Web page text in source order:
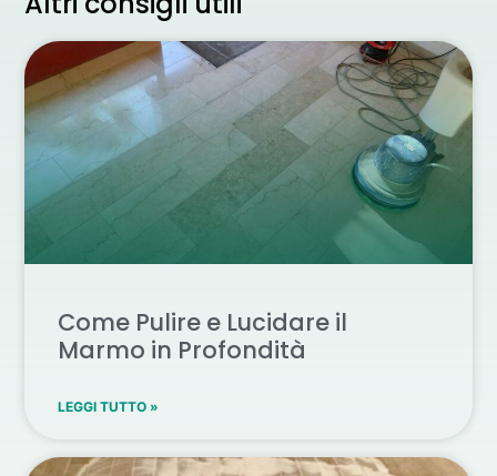
Come Pulire e Lucidare il
Marmo in Profondità
LEGGI TUTTO »